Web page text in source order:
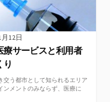
12日
サービスと利用者
り
交う都市として知られるエリア
ンメントのみならず、医療に